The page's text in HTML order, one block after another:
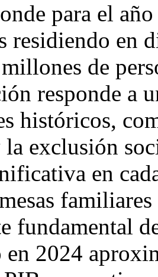
para el
residiendo en
de
responde a
históricos,
exclusión
en
fundamental
en 2024